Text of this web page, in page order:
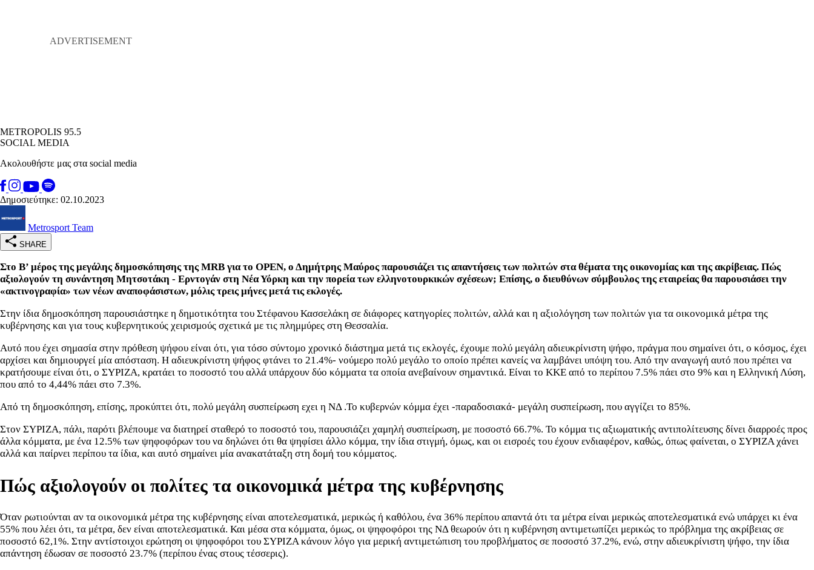
METROPOLIS 95.5
SOCIAL MEDIA
Ακολουθήστε μας στα social media
Δημοσιεύτηκε: 02.10.2023
Metrosport Team
SHARE
Στο Β’ μέρος της μεγάλης δημοσκόπησης της MRB για το OPEN, ο Δημήτρης Μαύρος παρουσιάζει τις απαντήσεις των πολιτών στα θέματα της οικονομίας και της ακρίβειας. Πώς
αξιολογούν τη συνάντηση Μητσοτάκη - Ερντογάν στη Νέα Υόρκη και την πορεία των ελληνοτουρκικών σχέσεων; Επίσης, ο διευθύνων σύμβουλος της εταιρείας θα παρουσιάσει την
«ακτινογραφία» των νέων αναποφάσιστων, μόλις τρεις μήνες μετά τις εκλογές.
Στην ίδια δημοσκόπηση παρουσιάστηκε η δημοτικότητα του Στέφανου Κασσελάκη σε διάφορες κατηγορίες πολιτών, αλλά και η αξιολόγηση των πολιτών για τα οικονομικά μέτρα της
κυβέρνησης και για τους κυβερνητικούς χειρισμούς σχετικά με τις πλημμύρες στη Θεσσαλία.
Αυτό που έχει σημασία στην πρόθεση ψήφου είναι ότι, για τόσο σύντομο χρονικό διάστημα μετά τις εκλογές, έχουμε πολύ μεγάλη αδιευκρίνιστη ψήφο, πράγμα που σημαίνει ότι, ο κόσμος, έχει
αρχίσει και δημιουργεί μία απόσταση. Η αδιευκρίνιστη ψήφος φτάνει το 21.4%- νούμερο πολύ μεγάλο το οποίο πρέπει κανείς να λαμβάνει υπόψη του. Από την αναγωγή αυτό που πρέπει να
κρατήσουμε είναι ότι, ο ΣΥΡΙΖΑ, κρατάει το ποσοστό του αλλά υπάρχουν δύο κόμματα τα οποία ανεβαίνουν σημαντικά. Είναι το ΚΚΕ από το περίπου 7.5% πάει στο 9% και η Ελληνική Λύση,
που από το 4,44% πάει στο 7.3%.
Από τη δημοσκόπηση, επίσης, προκύπτει ότι, πολύ μεγάλη συσπείρωση εχει η ΝΔ .Το κυβερνών κόμμα έχει -παραδοσιακά- μεγάλη συσπείρωση, που αγγίζει το 85%.
Στον ΣΥΡΙΖΑ, πάλι, παρότι βλέπουμε να διατηρεί σταθερό το ποσοστό του, παρουσιάζει χαμηλή συσπείρωση, με ποσοστό 66.7%. Το κόμμα τις αξιωματικής αντιπολίτευσης δίνει διαρροές προς
άλλα κόμματα, με ένα 12.5% των ψηφοφόρων του να δηλώνει ότι θα ψηφίσει άλλο κόμμα, την ίδια στιγμή, όμως, και οι εισροές του έχουν ενδιαφέρον, καθώς, όπως φαίνεται, ο ΣΥΡΙΖΑ χάνει
αλλά και παίρνει περίπου τα ίδια, και αυτό σημαίνει μία ανακατάταξη στη δομή του κόμματος.
Πώς αξιολογούν οι πολίτες τα οικονομικά μέτρα της κυβέρνησης
Όταν ρωτιούνται αν τα οικονομικά μέτρα της κυβέρνησης είναι αποτελεσματικά, μερικώς ή καθόλου, ένα 36% περίπου απαντά ότι τα μέτρα είναι μερικώς αποτελεσματικά ενώ υπάρχει κι ένα
55% που λέει ότι, τα μέτρα, δεν είναι αποτελεσματικά. Και μέσα στα κόμματα, όμως, οι ψηφοφόροι της ΝΔ θεωρούν ότι η κυβέρνηση αντιμετωπίζει μερικώς το πρόβλημα της ακρίβειας σε
ποσοστό 62,1%. Στην αντίστοιχοι ερώτηση οι ψηφοφόροι του ΣΥΡΙΖΑ κάνουν λόγο για μερική αντιμετώπιση του προβλήματος σε ποσοστό 37.2%, ενώ, στην αδιευκρίνιστη ψήφο, την ίδια
απάντηση έδωσαν σε ποσοστό 23.7% (περίπου ένας στους τέσσερις).